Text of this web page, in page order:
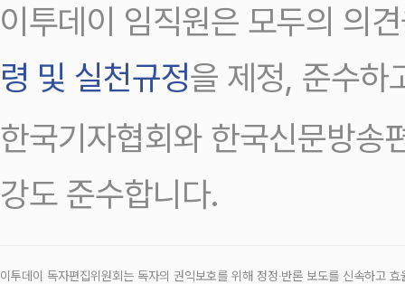
이투데이 임직원은 모두의 의
령 및 실천규정을 제정, 준수하
한국기자협회와 한국신문방송
강도 준수합니다.
이투데이 독자편집위원회는 독자의 권익보호를 위해 정정‧반론 보도를 신속하고